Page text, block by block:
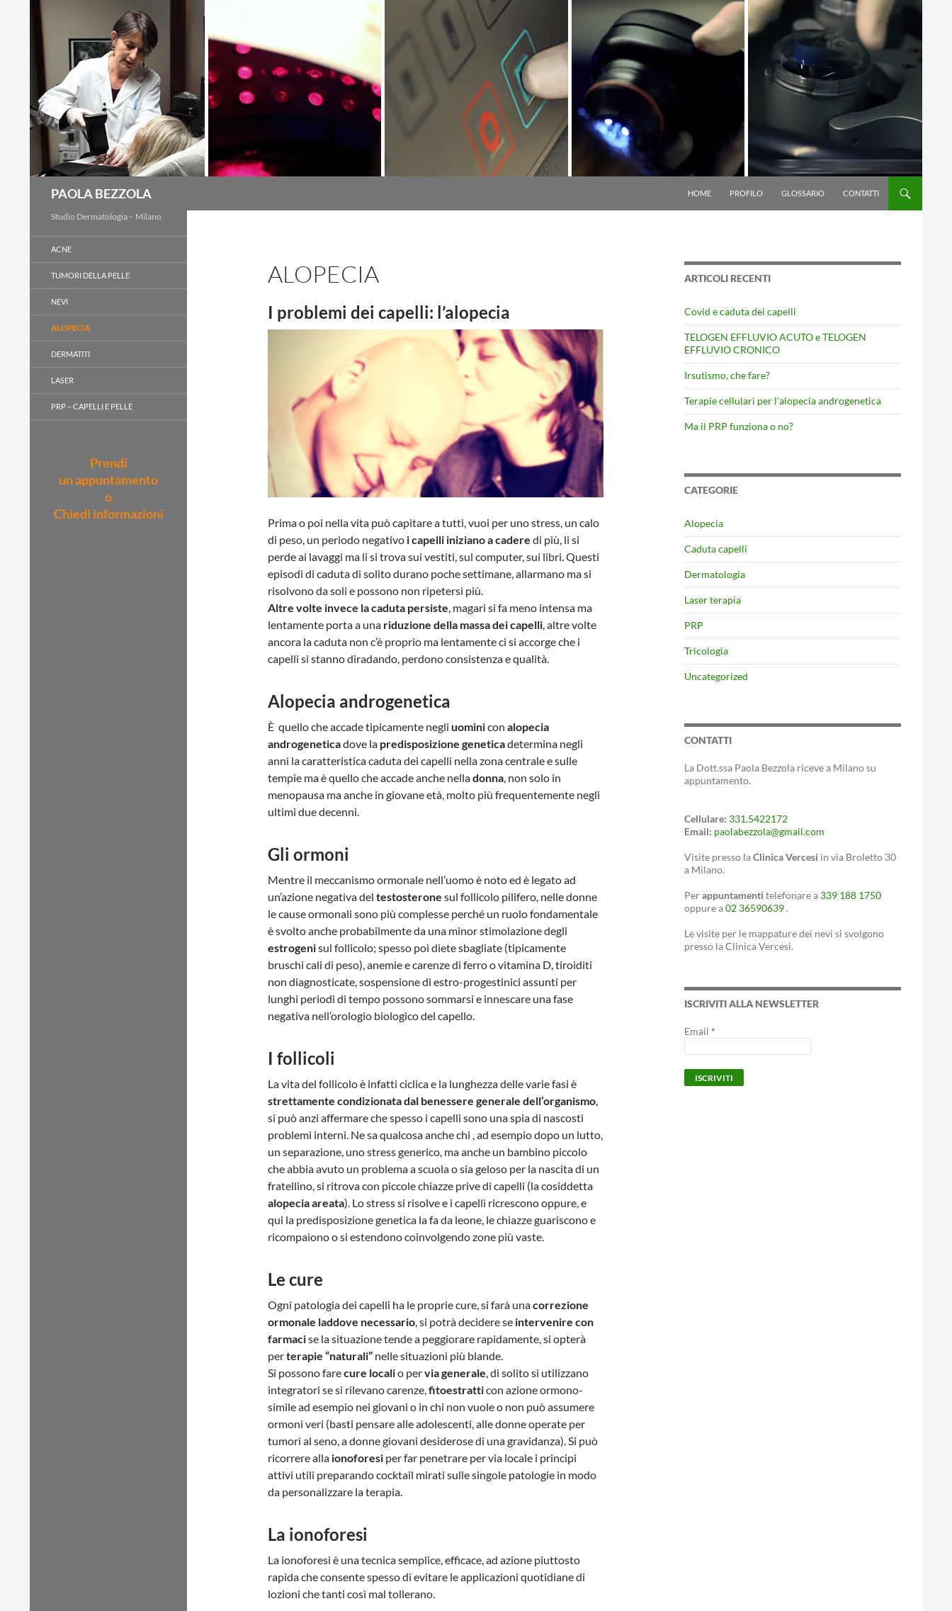
PAOLA BEZZOLA
HOME
PROFILO GLOSSARIO CONTATTI
ALOPECIA
I problemi dei capelli: l’alopecia
Prima o poi nella vita può capitare a tutti, vuoi per uno stress, un calo
di peso, un periodo negativo i capelli iniziano a cadere di più, li si
perde ai lavaggi ma li si trova sui vestiti, sul computer, sui libri. Questi
episodi di caduta di solito durano poche settimane, allarmano ma si
risolvono da soli e possono non ripetersi più.
Altre volte invece la caduta persiste, magari si fa meno intensa ma
lentamente porta a una riduzione della massa dei capelli, altre volte
ancora la caduta non c’è proprio ma lentamente ci si accorge che i
capelli si stanno diradando, perdono consistenza e qualità.
Alopecia androgenetica
È quello che accade tipicamente negli uominicon alopecia
androgeneticadove la predisposizione geneticadetermina negli
anni la caratteristica caduta dei capelli nella zona centrale e sulle
tempie ma è quello che accade anche nelladonna, non solo in
menopausa ma anche in giovane età, molto più frequentemente negli
ultimi due decenni.
Gli ormoni
Mentre il meccanismo ormonale nell’uomo è noto ed è legato ad
un’azione negativa del testosterone sul follicolo pilifero, nelle donne
le cause ormonali sono più complesse perché un ruolo fondamentale
è svolto anche probabilmente da una minor stimolazione degli
estrogenisul follicolo; spesso poi diete sbagliate (tipicamente
bruschi cali di peso), anemie e carenze di ferro o vitamina D, tiroiditi
non diagnosticate, sospensione di estro-progestinici assunti per
lunghi periodi di tempo possono sommarsi e innescare una fase
negativa nell’orologio biologico del capello.
I follicoli
La vita del follicolo è infatti ciclica e la lunghezza delle varie fasi è
strettamente condizionata dal benessere generale dell’organismo,
si può anzi affermare che spesso i capelli sono una spia di nascosti
problemi interni. Ne sa qualcosa anche chi , ad esempio dopo un lutto,
un separazione, uno stress generico, ma anche un bambino piccolo
che abbia avuto un problema a scuola o sia geloso per la nascita di un
fratellino, si ritrova con piccole chiazze prive di capelli (la cosiddetta
alopecia areata). Lo stress si risolve e i capelli ricrescono oppure, e
qui la predisposizione genetica la fa da leone, le chiazze guariscono e
ricompaiono o si estendono coinvolgendo zone più vaste.
Le cure
Ogni patologia dei capelli ha le proprie cure, si farà unacorrezione
ormonale laddove necessario, si potrà decidere se intervenire con
farmacise la situazione tende a peggiorare rapidamente, si opterà
perterapie “naturali” nelle situazioni più blande.
Si possono farecure localio pervia generale, di solito si utilizzano
integratori se si rilevano carenze,fitoestratticon azione ormono-
simile ad esempio nei giovani o in chi non vuole o non può assumere
ormoni veri (basti pensare alle adolescenti, alle donne operate per
tumori al seno, a donne giovani desiderose di una gravidanza). Si può
ricorrere alla ionoforesi per far penetrare per via locale i principi
attivi utili preparando cocktail mirati sulle singole patologie in modo
da personalizzare la terapia.
La ionoforesi
La ionoforesi è una tecnica semplice, efficace, ad azione piuttosto
rapida che consente spesso di evitare le applicazioni quotidiane di
lozioni che tanti così mal tollerano.
ARTICOLI RECENTI
Covid e caduta dei capelli
TELOGEN EFFLUVIO ACUTO e TELOGEN
EFFLUVIO CRONICO
Irsutismo, che fare?
Terapie cellulari per l’alopecia androgenetica
Ma il PRP funziona o no?
CATEGORIE
Alopecia
Caduta capelli
Dermatologia
Laser terapia
PRP
Tricologia
Uncategorized
CONTATTI
La Dott.ssa Paola Bezzola riceve a Milano su
appuntamento.
Cellulare: 331.5422172
Email: paolabezzola@gmail.com
Visite presso laClinica Vercesi in via Broletto 30
a Milano.
Perappuntamenti telefonare a 339 188 1750
oppure a02 36590639.
Le visite per le mappature dei nevi si svolgono
presso la Clinica Vercesi.
ISCRIVITI ALLA NEWSLETTER
Email *
Studio Dermatologia – Milano
ACNE
TUMORI DELLA PELLE
NEVI
ALOPECIA
DERMATITI
LASER
PRP – CAPELLI E PELLE
Prendi
un appuntamento
o
Chiedi informazioni